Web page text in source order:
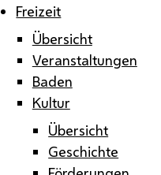
Freizeit
Übersicht
Veranstaltungen
Baden
Kultur
Übersicht
Geschichte